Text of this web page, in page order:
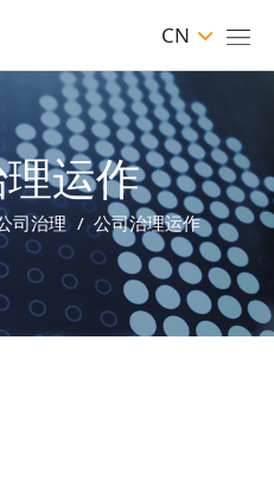
CN
运作
司治理 公司治理运作